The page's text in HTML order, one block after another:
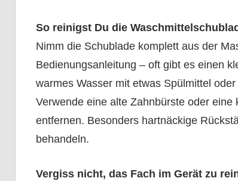
So reinigst Du die
Nimm die Schublade komplett aus der
Bedienungsanleitung – oft gibt es einen
warmes Wasser mit etwas Spülmittel
Verwende eine alte Zahnbürste oder
entfernen. Besonders hartnäckige
behandeln.
Vergiss nicht, das Fach im Gerät zu